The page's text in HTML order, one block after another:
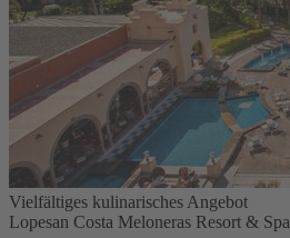
Vielfältiges kulinarisches Angebot
Lopesan Costa Meloneras Resort & Spa